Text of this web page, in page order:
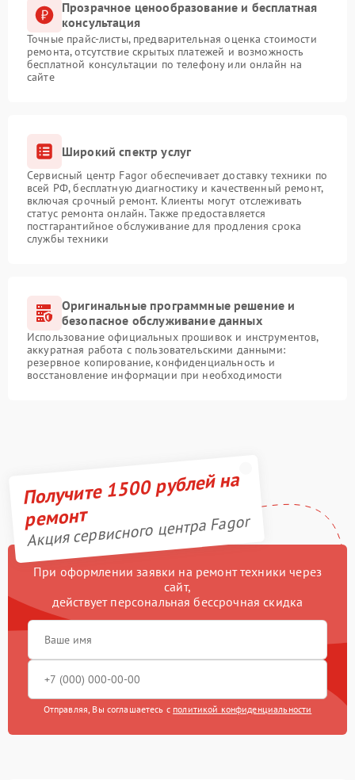
Прозрачное ценообразование и бесплатная
консультация
Точные прайс-листы, предварительная оценка стоимости
ремонта, отсутствие скрытых платежей и возможность
бесплатной консультации по телефону или онлайн на
сайте
Широкий спектр услуг
Сервисный центр Fagor обеспечивает доставку техники по
всей РФ, бесплатную диагностику и качественный ремонт,
включая срочный ремонт. Клиенты могут отслеживать
статус ремонта онлайн. Также предоставляется
постгарантийное обслуживание для продления срока
службы техники
Оригинальные программные решение и
безопасное обслуживание данных
Использование официальных прошивок и инструментов,
аккуратная работа с пользовательскими данными:
резервное копирование, конфиденциальность и
восстановление информации при необходимости
Получите 1500 рублей на
ремонт
Акция сервисного центра Fagor
При оформлении заявки на ремонт техники через
сайт,
действует персональная бессрочная скидка
Отправляя, Вы соглашаетесь с политикой конфиденциальности